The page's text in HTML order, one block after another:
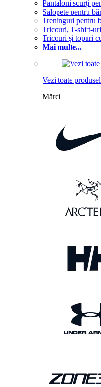
Pantaloni scurți
Salopete pentru
Treninguri pentru
Tricouri, T-shirt-
Tricouri și topuri
Mai multe...
Vezi toate
Mărci